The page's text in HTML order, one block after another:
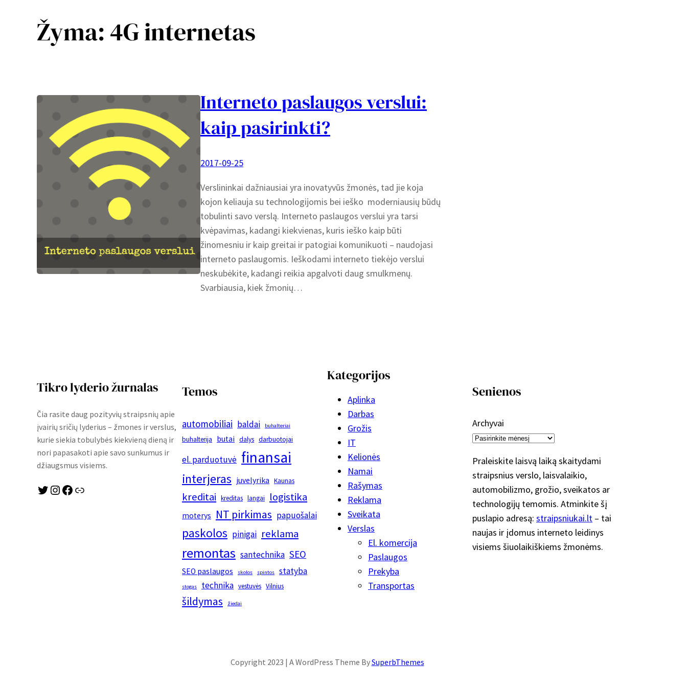
Žyma:4G internetas
Interneto paslaugos verslui:
kaip pasirinkti?
2017-09-25
Verslininkai dažniausiai yra inovatyvūs žmonės, tad jie koja
kojon keliauja su technologijomis bei ieško moderniausių būdų
tobulinti savo verslą. Interneto paslaugos verslui yra tarsi
kvėpavimas, kadangi kiekvienas, kuris ieško kaip būti
žinomesniu ir kaip greitai ir patogiai komunikuoti – naudojasi
interneto paslaugomis. Ieškodami interneto tiekėjo verslui
neskubėkite, kadangi reikia apgalvoti daug smulkmenų.
Svarbiausia, kiek žmonių…
Tikro lyderio žurnalas
Čia rasite daug pozityvių straipsnių apie
įvairių sričių lyderius – žmones ir verslus,
kurie siekia tobulybės kiekvieną dieną ir
nori papasakoti apie savo sunkumus ir
džiaugsmus visiems.
Twitter Instagram Facebook Link
Temos
automobiliai baldai buhalteriai
buhalterija butai dalys darbuotojai
el. parduotuvė finansai
interjeras juvelyrika Kaunas
kreditai kreditas langai logistika
moterys NT pirkimas papuošalai
paskolos pinigai reklama
remontas santechnika SEO
SEO paslaugos skolos spintos statyba
stogas technika vestuvės Vilnius
šildymas žiedai
Kategorijos
Aplinka
Darbas
Grožis
IT
Kelionės
Namai
Rašymas
Reklama
Sveikata
Verslas
El. komercija
Paslaugos
Prekyba
Transportas
Senienos
Archyvai
Praleiskite laisvą laiką skaitydami
straipsnius verslo, laisvalaikio,
automobilizmo, grožio, sveikatos ar
technologijų temomis. Atminkite šį
puslapio adresą: straipsniukai.lt – tai
naujas ir įdomus interneto leidinys
visiems šiuolaikiškiems žmonėms.
Copyright 2023 | A WordPress Theme BySuperbThemes